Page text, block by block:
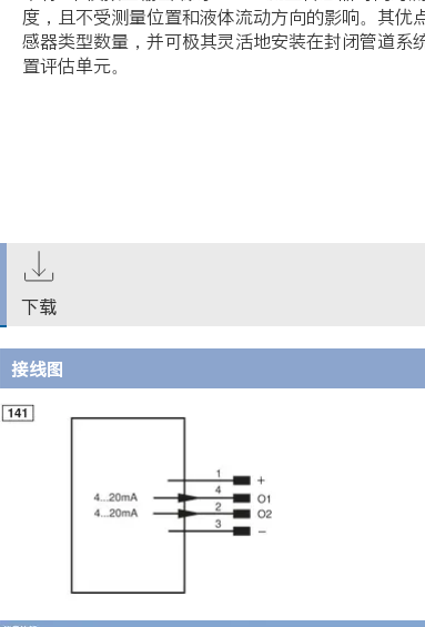
度，且不受测量位置和液体流动方向的影响。其优
感器类型数量，并可极其灵活地安装在封闭管道系
置评估单元。
下载
接线图